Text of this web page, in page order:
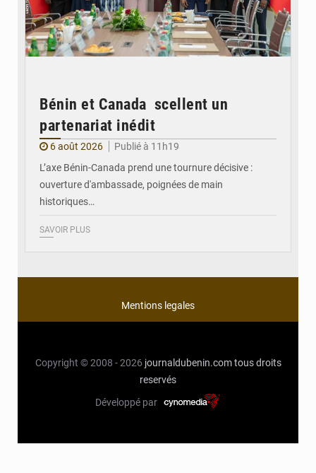
Bénin et Canada scellent un
partenariat inédit
6 août 2026
Publié à 11h19
L’axe Bénin-Canada prend une tournure décisive :
ouverture d'ambassade, poignées de main
historiques…
SAVOIR PLUS
Mentions legales
Copyright © 2008 - 2026 journaldubenin.com tous droits
reservés
Développé par